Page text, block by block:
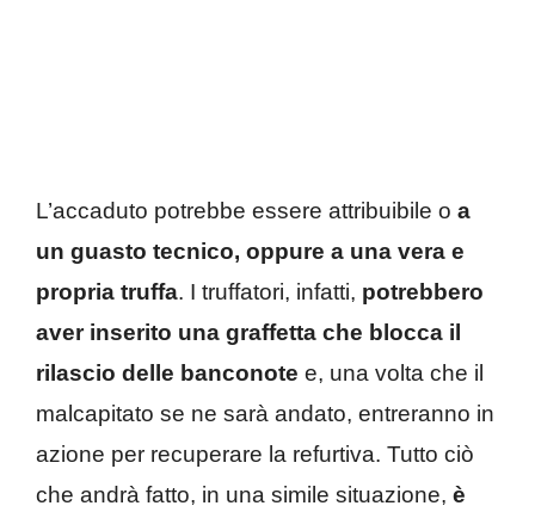
L’accaduto potrebbe essere attribuibile o a
un guasto tecnico, oppure a una vera e
propria truffa. I truffatori, infatti, potrebbero
aver inserito una graffetta che blocca il
rilascio delle banconote e, una volta che il
malcapitato se ne sarà andato, entreranno in
azione per recuperare la refurtiva. Tutto ciò
che andrà fatto, in una simile situazione, è